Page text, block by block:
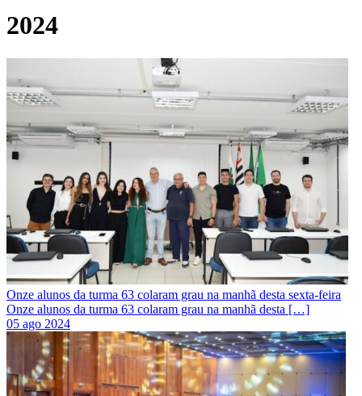
2024
Onze alunos da turma 63 colaram grau na manhã desta sexta-feira
Onze alunos da turma 63 colaram grau na manhã desta […]
05 ago 2024